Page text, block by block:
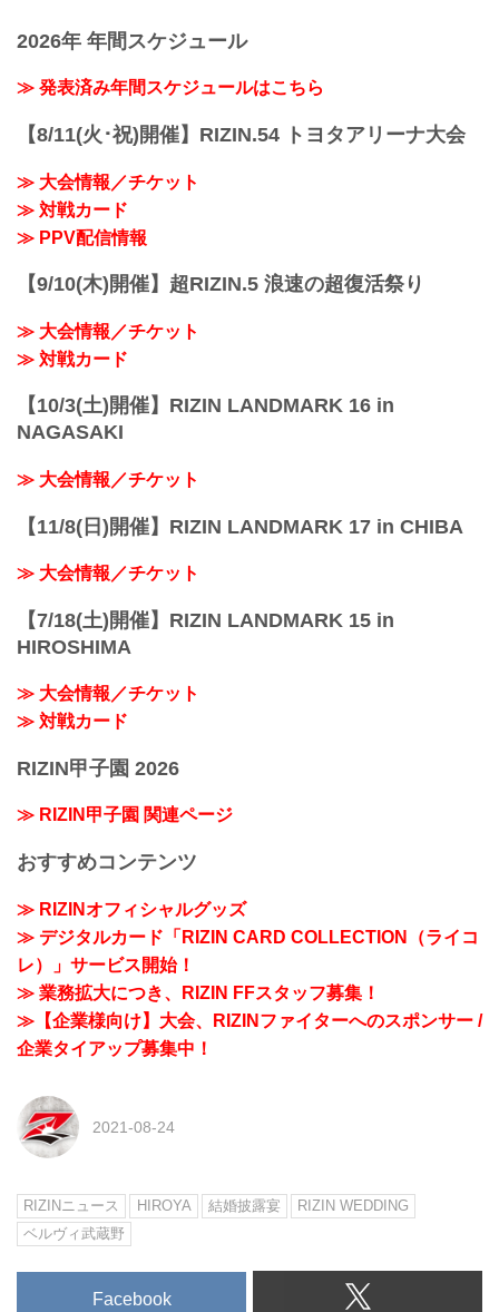
ルヴィ...
集！
ッチを含むイベント盛りだくさんの『ベ
for HIROYA』。HIROYAの結婚披露宴へ
参列し、記念すべき瞬間に立ち会おう！
ー・HIROYAの結婚披露宴パーティー
結婚披露宴パーティーの模様はオンライ
ンにてライブ配信！また一般のファンも
参列出来るよう、鋭意調整中だ！ライブ
ベルヴィ武蔵野 Presents RIZIN
2026年 年間スケジュール
≫ 発表済み年間スケジュールはこちら
【8/11(火･祝)開催】RIZIN.54 トヨタアリーナ大会
≫ 大会情報／チケット
≫ 対戦カード
≫ PPV配信情報
【9/10(木)開催】超RIZIN.5 浪速の超復活祭り
≫ 大会情報／チケット
≫ 対戦カード
【10/3(土)開催】RIZIN LANDMARK 16 in
NAGASAKI
≫ 大会情報／チケット
【11/8(日)開催】RIZIN LANDMARK 17 in CHIBA
≫ 大会情報／チケット
【7/18(土)開催】RIZIN LANDMARK 15 in
HIROSHIMA
≫ 大会情報／チケット
≫ 対戦カード
RIZIN甲子園 2026
≫ RIZIN甲子園 関連ページ
おすすめコンテンツ
≫ RIZINオフィシャルグッズ
≫ デジタルカード「RIZIN CARD COLLECTION（ライコ
レ）」サービス開始！
≫ 業務拡大につき、RIZIN FFスタッフ募集！
≫【企業様向け】大会、RIZINファイターへのスポンサー /
企業タイアップ募集中！
2021-08-24
RIZINニュース HIROYA 結婚披露宴
RIZIN WEDDING
ベルヴィ武蔵野
Facebook